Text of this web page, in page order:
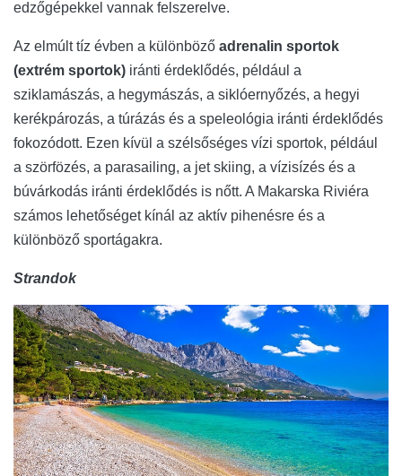
edzőgépekkel vannak felszerelve.
Az elmúlt tíz évben a különböző adrenalin sportok
(extrém sportok) iránti érdeklődés, például a
sziklamászás, a hegymászás, a siklóernyőzés, a hegyi
kerékpározás, a túrázás és a speleológia iránti érdeklődés
fokozódott. Ezen kívül a szélsőséges vízi sportok, például
a szörfözés, a parasailing, a jet skiing, a vízisízés és a
búvárkodás iránti érdeklődés is nőtt. A Makarska Riviéra
számos lehetőséget kínál az aktív pihenésre és a
különböző sportágakra.
Strandok